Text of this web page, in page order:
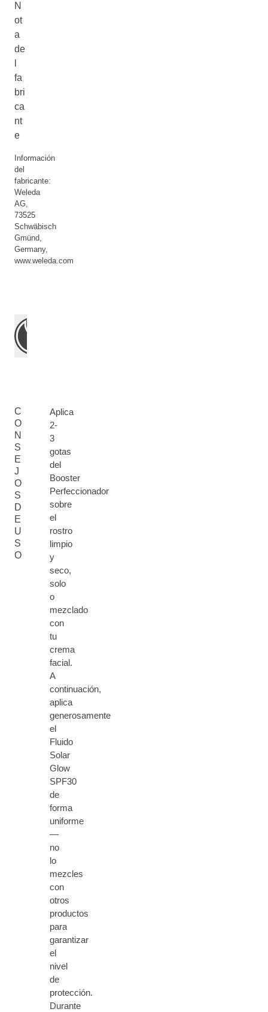
N
ot
a
de
fa
bri
ca
nt
e
Información
del
fabricante:
Weleda
AG,
73525
Schwäbisch
Gmünd,
Germany,
www.weleda.com
C
O
N
S
E
J
O
S
D
E
U
S
O
Aplica
2-
3
gotas
del
Booster
Perfeccionador
sobre
el
rostro
limpio
y
seco,
solo
o
mezclado
con
tu
crema
facial.
A
continuación,
aplica
generosamente
el
Fluido
Solar
Glow
SPF30
de
forma
uniforme
—
no
lo
mezcles
con
otros
productos
para
garantizar
el
nivel
de
protección.
Durante